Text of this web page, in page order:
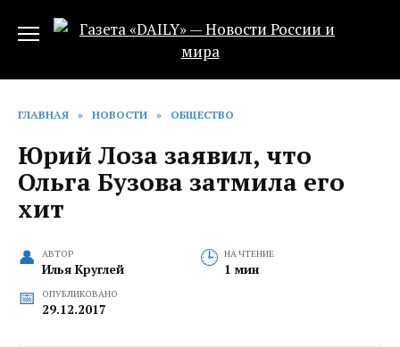
ГЛАВНАЯ » НОВОСТИ » ОБЩЕСТВО
Юрий Лоза заявил, что
Ольга Бузова затмила его
хит
АВТОР
Илья Круглей
НА ЧТЕНИЕ
1 мин
ОПУБЛИКОВАНО
29.12.2017